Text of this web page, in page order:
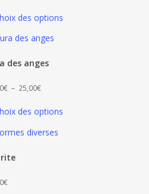
des options
des options
des anges
€ – 25,00€Plage
prix :
15,00€
€